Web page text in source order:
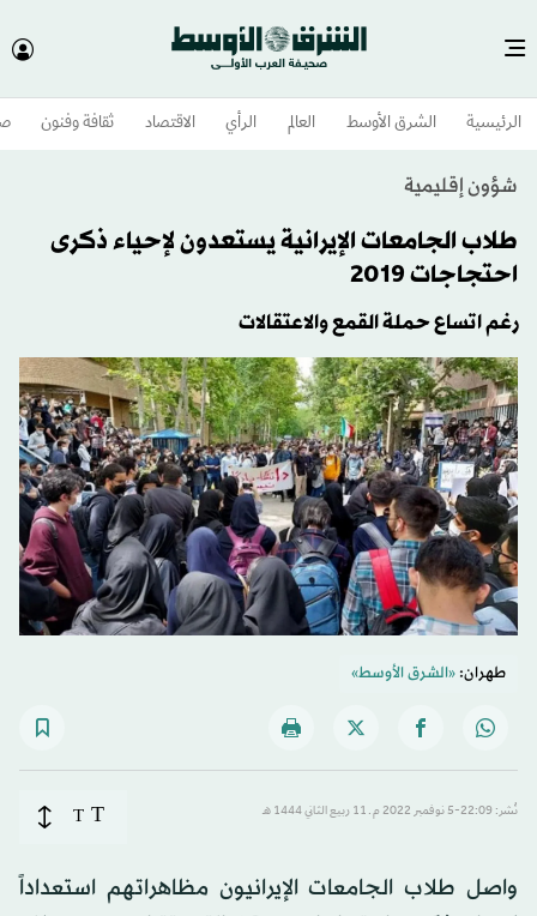
الرئيسية الشرق الأوسط​ العالم الرأي الاقتصاد ثقافة وفنون
شؤون إقليمية
طلاب الجامعات الإيرانية يستعدون لإحياء ذكرى
احتجاجات 2019
رغم اتساع حملة القمع والاعتقالات
طهران:«الشرق الأوسط»
نُشر: 22:09-5 نوفمبر 2022 م ـ 11 ربيع الثاني 1444 هـ T
T
واصل طلاب الجامعات الإيرانيون مظاهراتهم استعداداً